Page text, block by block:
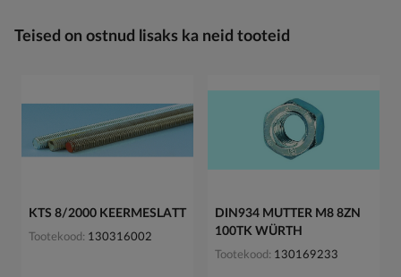
Teised on ostnud lisaks ka neid tooteid
KTS 8/2000 KEERMESLATT
Tootekood 130316002
DIN934 MUTTER M8 8ZN
100TK WÜRTH
Tootekood 130169233